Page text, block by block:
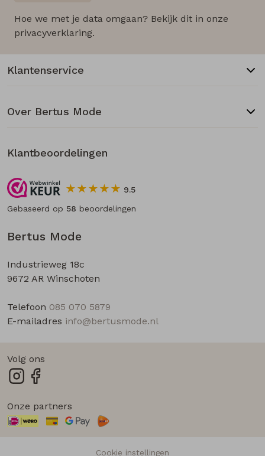
Hoe we met je data omgaan? Bekijk dit in onze
privacyverklaring.
Bertus Mode
Industrieweg 18c
9672 AR Winschoten
Telefoon 085 070 5879
E-mailadres info@bertusmode.nl
Klantenservice
Over Bertus Mode
Klantbeoordelingen
9.5
Gebaseerd op 58 beoordelingen
Volg ons
Onze partners
Cookie instellingen